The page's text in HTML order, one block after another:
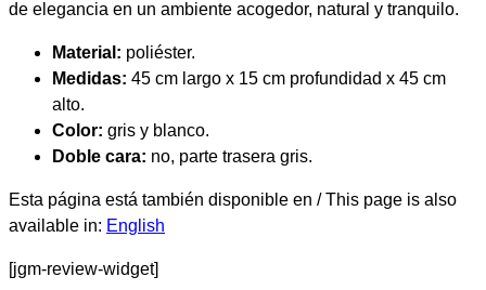
de elegancia en un ambiente acogedor, natural y tranquilo.
Material: poliéster.
Medidas: 45 cm largo x 15 cm profundidad x 45 cm
alto.
Color: gris y blanco.
Doble cara: no, parte trasera gris.
Esta página está también disponible en / This page is also
available in: English
[jgm-review-widget]